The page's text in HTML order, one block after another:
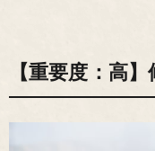
【重要度：高